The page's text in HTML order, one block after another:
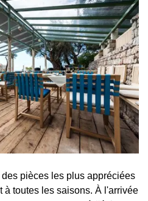
pièces les plus appréciées
à toutes les saisons. À l'arrivée